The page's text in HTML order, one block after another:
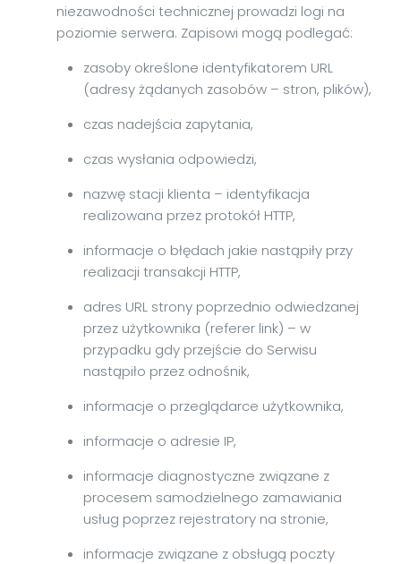
niezawodności technicznej prowadzi logi na
poziomie serwera. Zapisowi mogą podlegać:
zasoby określone identyfikatorem URL
(adresy żądanych zasobów – stron, plików),
czas nadejścia zapytania,
czas wysłania odpowiedzi,
nazwę stacji klienta – identyfikacja
realizowana przez protokół HTTP,
informacje o błędach jakie nastąpiły przy
realizacji transakcji HTTP,
adres URL strony poprzednio odwiedzanej
przez użytkownika (referer link) – w
przypadku gdy przejście do Serwisu
nastąpiło przez odnośnik,
informacje o przeglądarce użytkownika,
informacje o adresie IP,
informacje diagnostyczne związane z
procesem samodzielnego zamawiania
usług poprzez rejestratory na stronie,
informacje związane z obsługą poczty